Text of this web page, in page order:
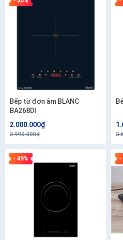
Bếp từ đơn âm BLANC
BA268DI
2.000.000₫
3.990.000₫
- 49% -